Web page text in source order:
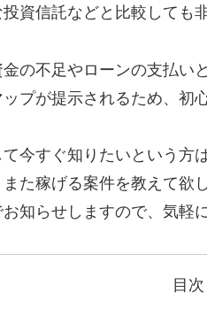
資信託などと比較しても
の不足やローンの支払い
プが提示されるため、初
今すぐ知りたいという方は
また稼げる案件を教えて欲
知らせしますので、気軽
目次